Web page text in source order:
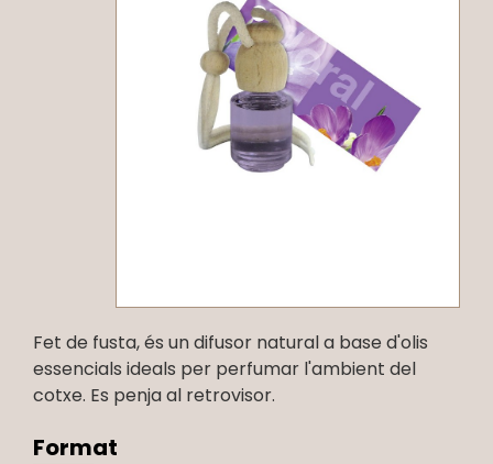
Fet de fusta, és un difusor natural a base d'olis
essencials ideals per perfumar l'ambient del
cotxe. Es penja al retrovisor.
Format